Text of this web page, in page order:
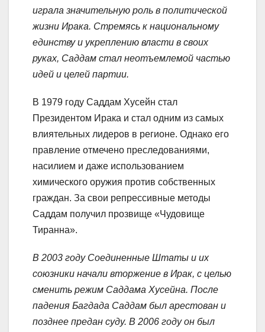
играла значительную роль в политической
жизни Ирака. Стремясь к национальному
единству и укреплению власти в своих
руках, Саддам стал неотъемлемой частью
идей и целей партии.
В 1979 году Саддам Хусейн стал
Президентом Ирака и стал одним из самых
влиятельных лидеров в регионе. Однако его
правление отмечено преследованиями,
насилием и даже использованием
химического оружия против собственных
граждан. За свои репрессивные методы
Саддам получил прозвище «Чудовище
Тиранна».
В 2003 году Соединенные Штаты и их
союзники начали вторжение в Ирак, с целью
сменить режим Саддама Хусейна. После
падения Багдада Саддам был арестован и
позднее предан суду. В 2006 году он был